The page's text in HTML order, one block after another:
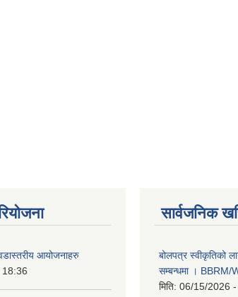
आयोजनाहरु
सार्वजनिक
बोलपत्र स्वीकृतिको
सम्बन्धमा ।
मिति: 06/15/2026